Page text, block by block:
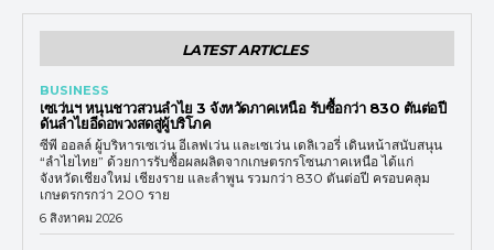
LATEST ARTICLES
BUSINESS
เซเว่นฯ หนุนชาวสวนลำไย 3 จังหวัดภาคเหนือ รับซื้อกว่า 830 ตันต่อปี
ดันลำไยอีดอพวงสดสู่ผู้บริโภค
ซีพี ออลล์ ผู้บริหารเซเว่น อีเลฟเว่น และเซเว่น เดลิเวอรี่ เดินหน้าสนับสนุน
“ลำไยไทย” ด้วยการรับซื้อผลผลิตจากเกษตรกรโซนภาคเหนือ ได้แก่
จังหวัดเชียงใหม่ เชียงราย และลำพูน รวมกว่า 830 ตันต่อปี ครอบคลุม
เกษตรกรกว่า 200 ราย
6 สิงหาคม 2026